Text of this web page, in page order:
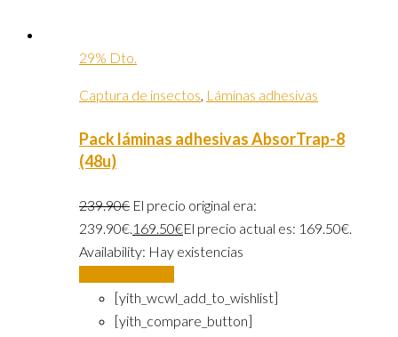
29% Dto.
Captura de insectos, Láminas adhesivas
Pack láminas adhesivas AbsorTrap-8
(48u)
239.90€ El precio original era:
239.90€. 169.50€El precio actual es: 169.50€.
Availability: Hay existencias
[yith_wcwl_add_to_wishlist]
[yith_compare_button]